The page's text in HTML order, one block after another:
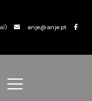
anje@anje.pt